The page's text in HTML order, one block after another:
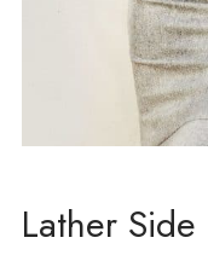
Lather Side